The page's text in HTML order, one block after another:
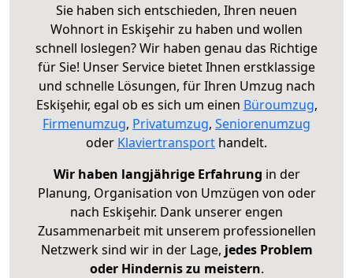
Sie haben sich entschieden, Ihren neuen
Wohnort in Eskişehir zu haben und wollen
schnell loslegen? Wir haben genau das Richtige
für Sie! Unser Service bietet Ihnen erstklassige
und schnelle Lösungen, für Ihren Umzug nach
Eskişehir, egal ob es sich um einen Büroumzug,
Firmenumzug, Privatumzug, Seniorenumzug
oder Klaviertransport handelt.
Wir haben langjährige Erfahrung in der
Planung, Organisation von Umzügen von oder
nach Eskişehir. Dank unserer engen
Zusammenarbeit mit unserem professionellen
Netzwerk sind wir in der Lage, jedes Problem
oder Hindernis zu meistern.